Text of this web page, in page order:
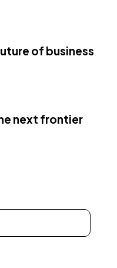
of business
next frontier